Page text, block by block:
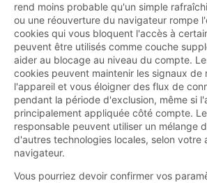
rend moins probable qu'un simple
ou une réouverture du navigateur rompe
cookies qui vous bloquent l'accès à
peuvent être utilisés comme couche
aider au blocage au niveau du compte.
cookies peuvent maintenir les signaux de
l'appareil et vous éloigner des flux de
pendant la période d'exclusion, même si
principalement appliquée côté compte.
responsable peuvent utiliser un mélange
d'autres technologies locales, selon votre
navigateur.
Vous pourriez devoir confirmer vos